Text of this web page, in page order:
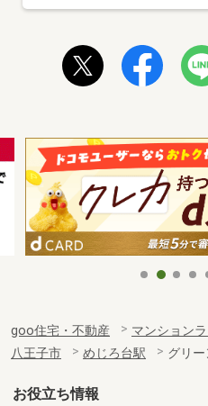
goo住宅・不動産 マンション
八王子市
めじろ台駅 グリ
お役立ち情報